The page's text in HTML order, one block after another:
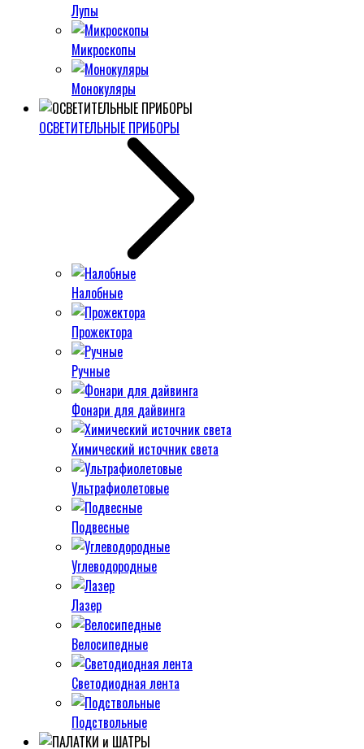
Лупы
Микроскопы
Монокуляры
ОСВЕТИТЕЛЬНЫЕ ПРИБОРЫ
Налобные
Прожектора
Ручные
Фонари для дайвинга
Химический источник света
Ультрафиолетовые
Подвесные
Углеводородные
Лазер
Велосипедные
Светодиодная лента
Подствольные